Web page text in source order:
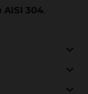
AISI 304.